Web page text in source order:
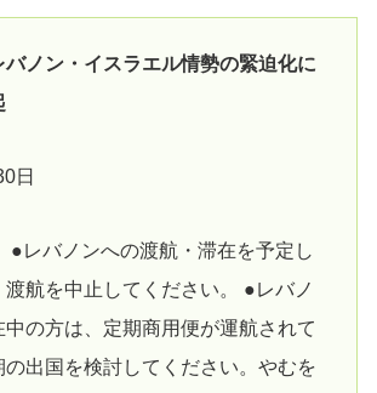
バノン・イスラエル情勢の緊迫化に
日
●レバノンへの渡航・滞在を予定し
渡航を中止してください。 ●レバノ
中の方は、定期商用便が運航されて
の出国を検討してください。やむを